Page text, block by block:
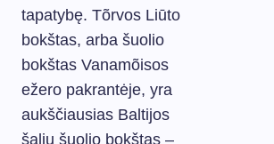
tapatybę. Tõrvos Liūto
bokštas, arba šuolio
bokštas Vanamõisos
ežero pakrantėje, yra
aukščiausias Baltijos
šalių šuolio bokštas –